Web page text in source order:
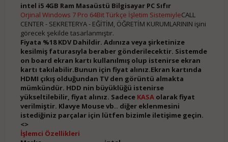
intel i5 4GB Ram Masaüstü Bilgisayar PC Sıfır
Orjinal Windows 7 Pro 64Bit Türkçe İşletim SistemiyleCALL
CENTER - SEKRETERYA - EĞİTİM, ÖĞRETİM KURUMLARININ işini
görecek şekilde tasarlanmıştır.
Fiyata %18 KDV Dahildir. Adınıza veya şirketinize
kesilmiş faturasıyla beraber gönderilecektir. Sistemde
on board ekran kartı kullanılmış olup istenirse ekran
kartı takılabilir.Bunun için fiyat alınız.Ekran kartında
HDMI çıkış olduğundan TV den görüntü almakta
mümkündür. HDD nin büyüklüğü istenirse
yükseltilebilir, fiyat alınız. Sadece KASAolarak fiyat
verilmiştir. Klavye Mouse vb.. diğer eklenmesini
istediğiniz parçalar için lütfen bizimle iletişime geçin.
<>
İşlemci Özellikleri